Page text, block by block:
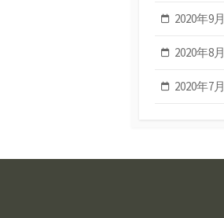
2020年9月
2020年8月
2020年7月